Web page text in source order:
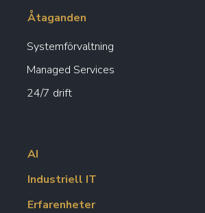
Åtaganden
Systemförvaltning
Managed Services
24/7 drift
AI
Industriell IT
Erfarenheter